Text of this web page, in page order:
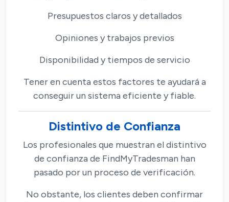
Presupuestos claros y detallados
Opiniones y trabajos previos
Disponibilidad y tiempos de servicio
Tener en cuenta estos factores te ayudará a
conseguir un sistema eficiente y fiable.
Distintivo de Confianza
Los profesionales que muestran el distintivo
de confianza de FindMyTradesman han
pasado por un proceso de verificación.
No obstante, los clientes deben confirmar